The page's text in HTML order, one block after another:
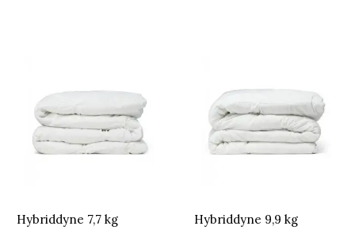
Hybriddyne 7,7 kg
Hybriddyne 9,9 kg